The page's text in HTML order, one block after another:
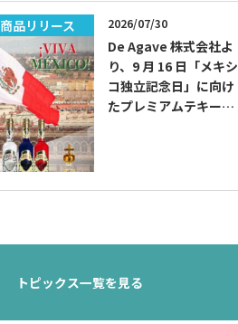
商品リリース 2026/07/30
De Agave 株式会社よ
り、9 月 16 日「メキシ
コ独立記念日」に向け
たプレミアムテキーラ
トピックス一覧を見る